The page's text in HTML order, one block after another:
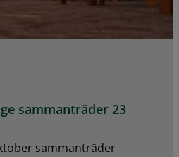
sammanträder 23
sammanträder